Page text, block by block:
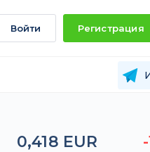
Войти Регистрация
0,418 EUR